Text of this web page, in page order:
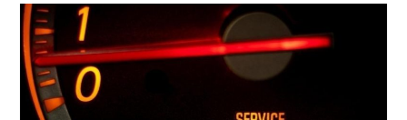
Voyant
serv
Clio
2
:
Pourquoi
il
s’allume
?